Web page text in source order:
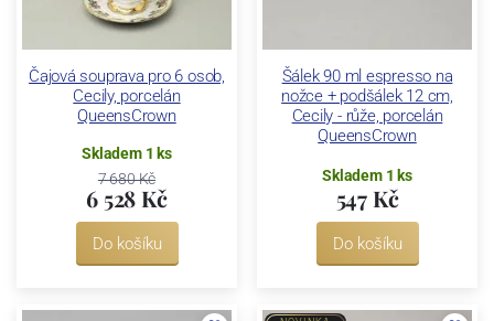
Čajová souprava pro 6 osob,
Cecily, porcelán
QueensCrown
Skladem 1 ks
7 680 Kč
6 528 Kč
Do košíku
Šálek 90 ml espresso na
nožce + podšálek 12 cm,
Cecily - růže, porcelán
QueensCrown
Skladem 1 ks
547 Kč
Do košíku